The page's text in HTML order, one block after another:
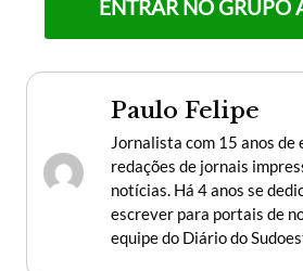
ENTRAR NO GRUPO
Paulo Felipe
Jornalista com 15 anos de
redações de jornais
notícias. Há 4 anos se
escrever para portais de
equipe do Diário do